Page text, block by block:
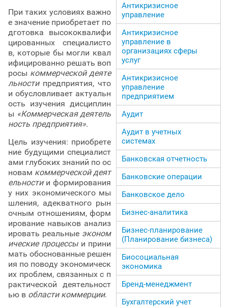
При таких условиях важно
е значение приобретает по
дготовка высококвалифи
цированных специалисто
в, которые бы могли квал
ифицированно решать воп
росы коммерческой деяте
льностипредприятия, что
и обусловливает актуальн
ость изучения дисциплин
ы «Коммерческая деятель
ность предприятия».
Цель изучения: приобрете
ние будущими специалист
ами глубоких знаний по ос
новам коммерческой деят
ельностии формирования
у них экономического мы
шления, адекватного рын
очным отношениям, форм
ирование навыков анализ
ировать реальные эконом
ические процессыи прини
мать обоснованные решен
ия по поводу экономическ
их проблем, связанных с п
рактической деятельност
ью в области коммерции.
Антикризисное
управление
Антикризисное
управление в
организациях сферы
услуг
Антикризисное
управление
предприятием
Аудит
Аудит в учетных
системах
Банковская отчетность
Банковские операции
Банковское дело
Бизнес-аналитика
Бизнес-планирование
(Планирование бизнеса)
Биосоциальная
экономика
Бренд-менеджмент
Бухгалтерский учет